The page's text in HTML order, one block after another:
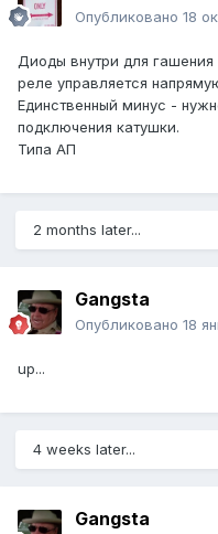
Опубликовано 18
Диоды внутри для
реле управляется
Единственный минус -
подключения катушки.
Типа АП
2 months later...
Gangsta
Опубликовано 18
up...
4 weeks later...
Gangsta